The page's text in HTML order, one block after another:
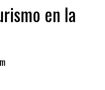
en la